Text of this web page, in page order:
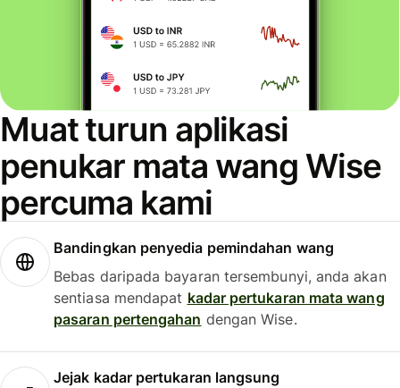
Muat turun aplikasi
penukar mata wang Wise
percuma kami
Bandingkan penyedia pemindahan wang
Bebas daripada bayaran tersembunyi, anda akan
sentiasa mendapat kadar pertukaran mata wang
pasaran pertengahan dengan Wise.
Jejak kadar pertukaran langsung